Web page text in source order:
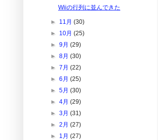
Wiiの行列に並んできた
► 11月(30)
► 10月(25)
►9月(29)
►8月(30)
►7月(22)
►6月(25)
►5月(30)
►4月(29)
►3月(31)
►2月(27)
► 1月(27)